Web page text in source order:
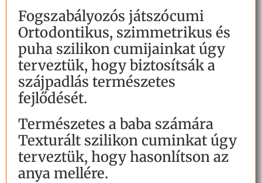
Fogszabályozós játszócumi
Ortodontikus, szimmetrikus és
puha szilikon cumijainkat úgy
terveztük, hogy biztosítsák a
szájpadlás természetes
fejlődését.
Természetes a baba számára
Texturált szilikon cuminkat úgy
terveztük, hogy hasonlítson az
anya mellére.